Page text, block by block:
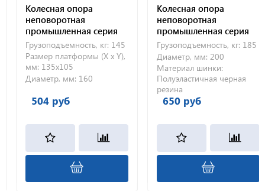
неповоротная
промышленная серия
FC 160
Грузоподъемность, кг: 145
Размер платформы (X x Y),
мм: 135х105
Диаметр, мм:
504 руб
неповоротная
промышленная серия
FC 200
Грузоподъемность, кг: 185
Диаметр, мм: 200
Материал шинки:
Полуэластичная черная
резина
650 руб